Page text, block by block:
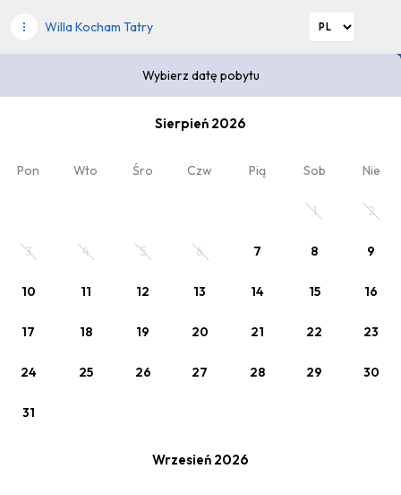
Willa Kocham Tatry
Wybierz datę pobytuWybierz datę pobytu
Sierpień 2026
Pon Wto Śro Czw Pią Sob Nie
1 2
3 4 5 6 7 8 9
10 11 12 13 14 15 16
17 18 19 20 21 22 23
24 25 26 27 28 29 30
31
Wrzesień 2026
Wybierz datę lub jeden z poniższych cenników.